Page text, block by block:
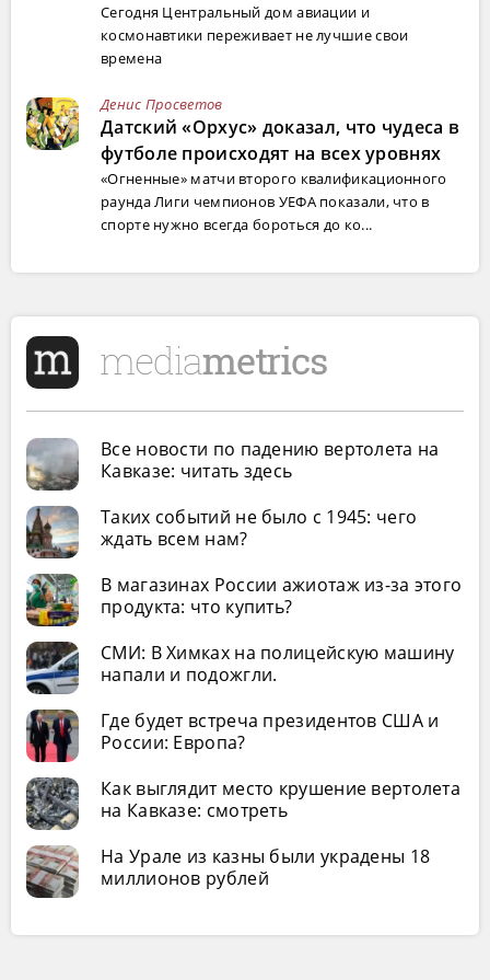
Сегодня Центральный дом авиации и
космонавтики переживает не лучшие свои
времена
Денис Просветов
Датский «Орхус» доказал, что чудеса в
футболе происходят на всех уровнях
«Огненные» матчи второго квалификационного
раунда Лиги чемпионов УЕФА показали, что в
спорте нужно всегда бороться до ко...
Все новости по падению вертолета на
Кавказе: читать здесь
Таких событий не было с 1945: чего
ждать всем нам?
В магазинах России ажиотаж из-за этого
продукта: что купить?
СМИ: В Химках на полицейскую машину
напали и подожгли.
Где будет встреча президентов США и
России: Европа?
Как выглядит место крушение вертолета
на Кавказе: смотреть
На Урале из казны были украдены 18
миллионов рублей